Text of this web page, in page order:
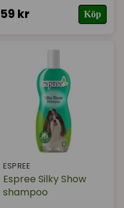
59 kr Köp
ESPREE
Espree Silky Show
shampoo